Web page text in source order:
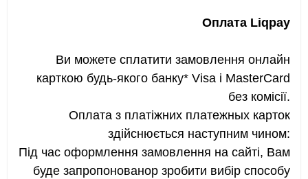
Оплата Liqpay
Ви можете сплатити замовлення онлайн
карткою будь-якого банку* Visa і MasterCard
без комісії.
Оплата з платіжних платежных карток
здійснюється наступним чином:
Під час оформлення замовлення на сайті, Вам
буде запропонованор зробити вибір способу